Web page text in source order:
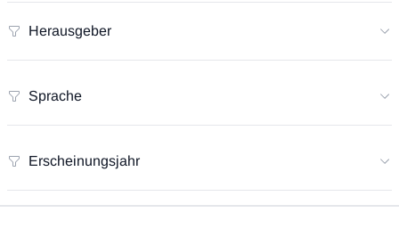
Herausgeber
Sprache
Erscheinungsjahr